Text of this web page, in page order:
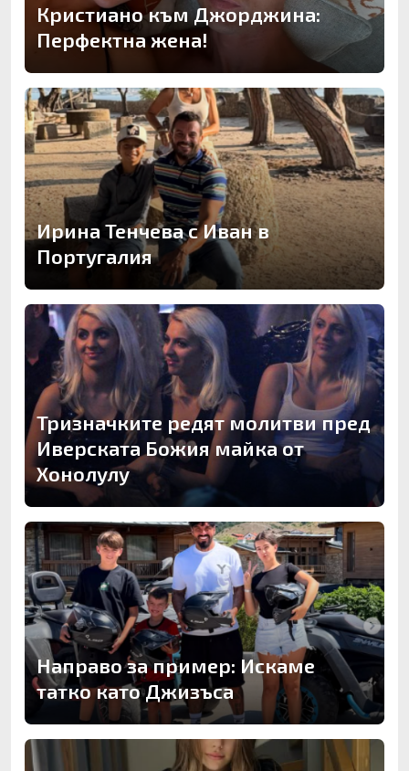
Кристиано към Джорджина:
Перфектна жена!
Ирина Тенчева с Иван в
Португалия
Тризначките редят молитви пред
Иверската Божия майка от
Хонолулу
Направо за пример: Искаме
татко като Джизъса